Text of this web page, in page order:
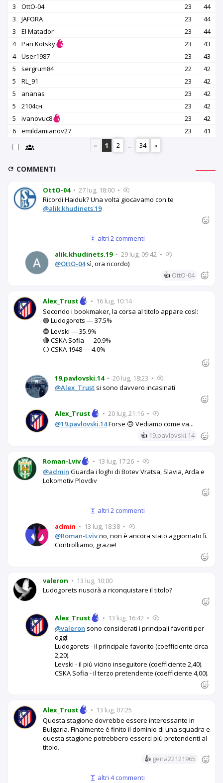
3 OttO-04 23
44
3
JAFORA 23
44
3
El Matador 23
44
4
Pan Kotsky 23
43
4
User1987 23
43
5
sergrum84 22
42
5
RL_91 23
42
5
ananas 23
42
5
2104сн 23
42
5
ivanovuc8 23
42
6
emildamianov27 23
41
«
1 2 ... 34 »
COMMENTI
OttO-04 • 27 lug, 18:00 •
Ricordi Haiduk? Una volta giocavamo con te
@alik.khudinets.19
altri 2 commenti
alik.khudinets.19 • 29 lug, 09:42 •
@OttO-04sì, ora ricordo)
👍 OttO-04
Alex_Trust • 16 lug, 10:14
Secondo i bookmaker, la corsa al titolo appare così:
🟢 Ludogorets — 37.5%
🔵 Levski — 35.9%
🔴 CSKA Sofia — 20.9%
⚪ CSKA 1948 — 4.0%
19.pavlovski.14 • 20 lug, 18:23 •
@Alex_Trust si sono davvero incasinati
Alex_Trust • 20 lug, 21:16 •
@19.pavlovski.14Forse 🙃 Vediamo come va...
👍 19.pavlovski.14
Roman-Lviv • 13 lug, 17:26 •
@admin Guarda i loghi di Botev Vratsa, Slavia, Arda e
Lokomotiv Plovdiv
altri 2 commenti
admin • 13 lug, 18:38 •
@Roman-Lvivno, non è ancora stato aggiornato lì.
Controlliamo, grazie!
valeron • 13 lug, 10:00
Ludogorets riuscirà a riconquistare il titolo?
Alex_Trust • 13 lug, 16:42 •
@valeron sono considerati i principali favoriti per
oggi:
Ludogorets - il principale favorito (coefficiente circa
2,20).
Levski - il più vicino inseguitore (coefficiente 2,40).
CSKA Sofia - il terzo pretendente (coefficiente 4,00).
Alex_Trust • 13 lug, 07:25
Questa stagione dovrebbe essere interessante in
Bulgaria. Finalmente è finito il dominio di una squadra e
questa stagione potrebbero esserci più pretendenti al
titolo.
👍 gena22121965
altri 4 commenti